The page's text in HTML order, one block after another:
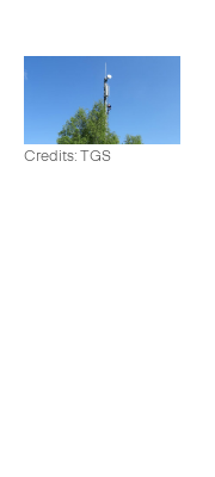
Credits: TGS